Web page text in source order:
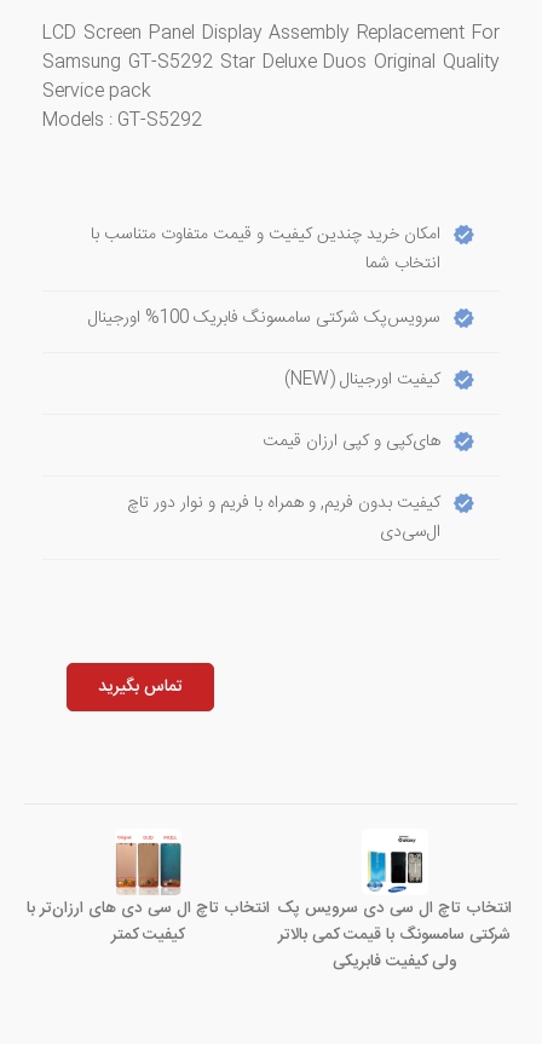
LCD Screen Panel Display Assembly Replacement For
Samsung GT-S5292 Star Deluxe Duos Original Quality
Service pack
Models : GT-S5292
امکان خرید چندین کیفیت و قیمت متفاوت متناسب با
انتخاب شما
سرویس‌پک شرکتی سامسونگ فابریک 100% اورجینال
کیفیت اورجینال (NEW)
های‌کپی و کپی ارزان قیمت
کیفیت بدون فریم, و همراه با فریم و نوار دور تاچ
ال‌سی‌دی
تماس بگیرید
انتخاب تاچ ال سی دی سرویس پک
شرکتی سامسونگ با قیمت کمی بالاتر
ولی کیفیت فابریکی
انتخاب تاچ ال سی دی های ارزان‌تر با
کیفیت کمتر